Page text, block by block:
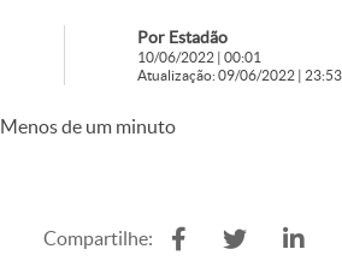
Por Estadão
10/06/2022 | 00:01
Atualização: 09/06/2022 | 23:53
Menos de um minuto
Compartilhe: